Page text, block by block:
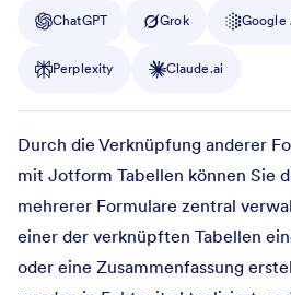
ChatGPT Grok Google
Perplexity Claude.ai
Durch die Verknüpfung anderer
mit Jotform Tabellen können Sie
mehrerer Formulare zentral
einer der verknüpften Tabellen
oder eine Zusammenfassung